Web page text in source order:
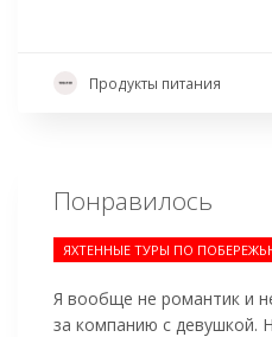
Продукты питания
Понравилось
ЯХТЕННЫЕ ТУРЫ ПО
Я вообще не романтик и
за компанию с девушкой.